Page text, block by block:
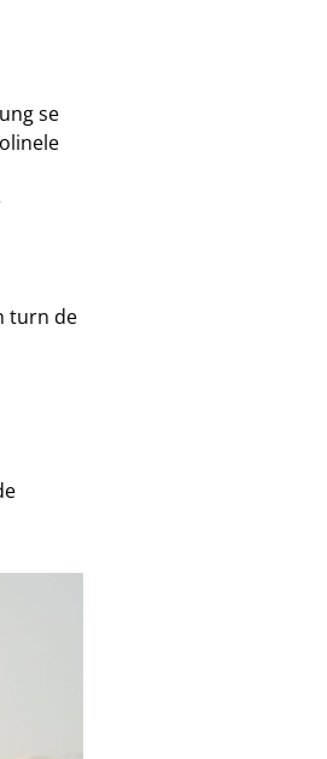
se
turn de